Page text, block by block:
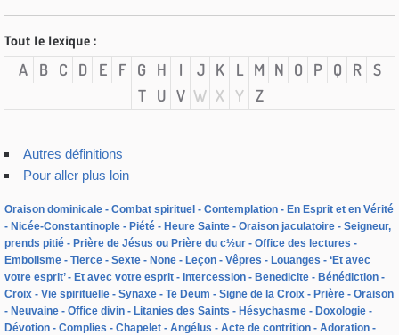
Tout le lexique :
A B C D E F G H I J K L M N O P Q R S
T
U V W X Y Z
Autres définitions
Pour aller plus loin
Oraison dominicale Combat spirituel Contemplation
En Esprit et en Vérité
Nicée-Constantinople
Piété Heure Sainte Oraison jaculatoire
Seigneur,
prends pitié
Prière de Jésus ou Prière du c½ur
Office des lectures
Embolisme
Tierce Sexte None Leçon Vêpres Louanges
‘Et avec
votre esprit’
Et avec votre esprit Intercession Benedicite
Bénédiction
Croix
Vie spirituelle Synaxe Te Deum Signe de la Croix Prière
Oraison
Neuvaine
Office divin Litanies des Saints Hésychasme
Doxologie
Dévotion
Complies Chapelet Angélus Acte de contrition
Adoration